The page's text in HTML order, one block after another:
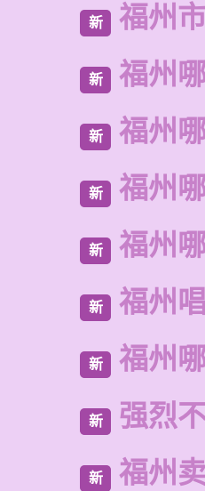
新 福州
新 福州
新 福州
新 福州
新 福州
新 福州
新 福州
新 强烈
新 福州